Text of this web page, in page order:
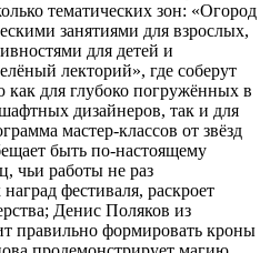
тематических зон: «Огород
занятиями для взрослых,
для детей и
лекторий», где соберут
для глубоко погружённых в
дизайнеров, так и для
мастер-классов от звёзд
быть по-настоящему
чьи работы не раз
фестиваля, раскроет
Денис Поляков из
правильно формировать кроны